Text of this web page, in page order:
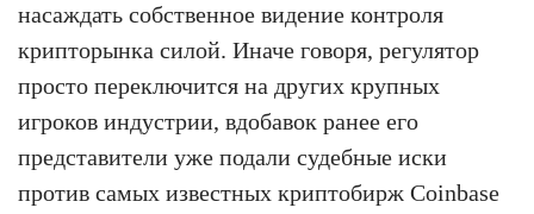
насаждать собственное видение контроля
крипторынка силой. Иначе говоря, регулятор
просто переключится на других крупных
игроков индустрии, вдобавок ранее его
представители уже подали судебные иски
против самых известных криптобирж Coinbase